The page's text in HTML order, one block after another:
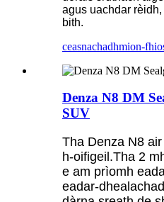
agus uachdar
bith.
ceasnachadhmion-
Denza N8 DM
SUV
Tha Denza N8
h-oifigeil.Tha 2
e am prìomh
eadar-